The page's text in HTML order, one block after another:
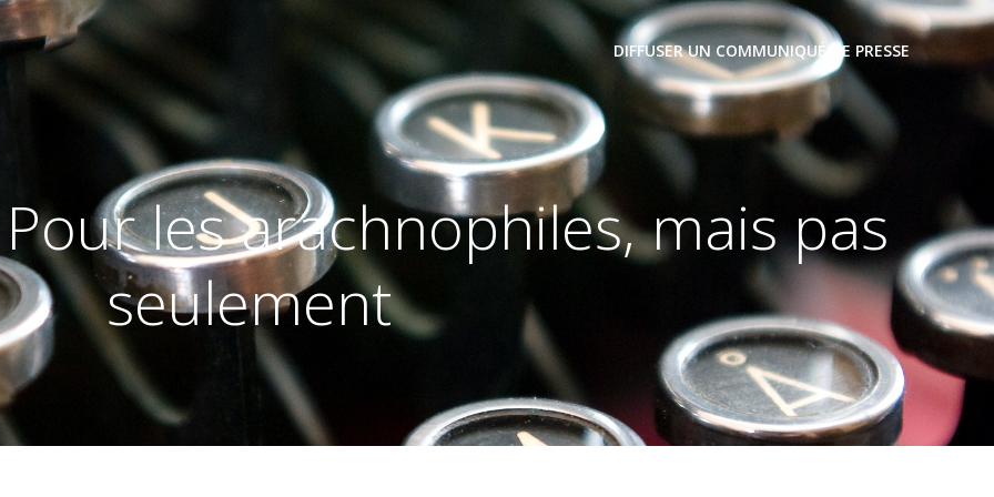
DIFFUSER UN COMMUNIQUÉ DE PRESSE
les arachnophiles, mais pas
seulement